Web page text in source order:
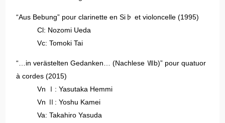
“Aus Bebung” pour clarinette en Si♭ et violoncelle (1995)
Cl: Nozomi Ueda
Vc: Tomoki Tai
“…in verästelten Gedanken… (Nachlese Ⅶb)” pour quatuor
à cordes (2015)
Vn Ⅰ: Yasutaka Hemmi
Vn Ⅱ: Yoshu Kamei
Va: Takahiro Yasuda